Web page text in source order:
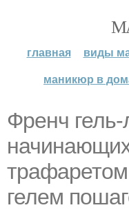
главная виды
маникюр в
Френч
гелем